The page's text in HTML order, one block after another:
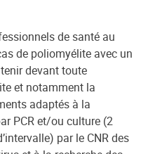
de santé au
de poliomyélite avec un
devant toute
et notamment la
adaptés à la
PCR et/ou culture (2
par le CNR des